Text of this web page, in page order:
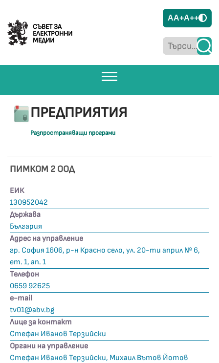
СЪВЕТ ЗА
ЕЛЕКТРОННИ
МЕДИИ
AA+A++
ПРЕДПРИЯТИЯ
Разпространяващи програми
ПИМКОМ 2 ООД
ЕИК
130952042
Държава
България
Адрес на управление
гр. София 1606, р-н Красно село, ул. 20-ти април № 6,
ет. 1, ап. 1
Телефон
0659 92625
е-mail
tv01@abv.bg
Лице за контакт
Стефан Иванов Терзийски
Органи на управление
Стефан Иванов Терзийски, Михаил Вътов Йотов